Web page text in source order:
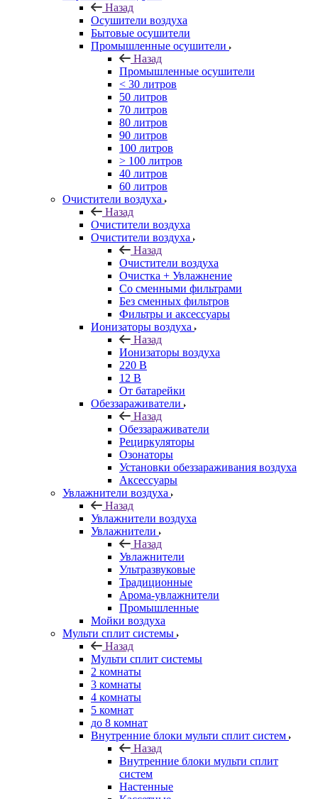
Назад
Осушители воздуха
Бытовые осушители
Промышленные осушители
Назад
Промышленные осушители
< 30 литров
50 литров
70 литров
80 литров
90 литров
100 литров
> 100 литров
40 литров
60 литров
Очистители воздуха
Назад
Очистители воздуха
Очистители воздуха
Назад
Очистители воздуха
Очистка + Увлажнение
Cо сменными фильтрами
Без сменных фильтров
Фильтры и аксессуары
Ионизаторы воздуха
Назад
Ионизаторы воздуха
220 В
12 В
От батарейки
Обеззараживатели
Назад
Обеззараживатели
Рециркуляторы
Озонаторы
Установки обеззараживания воздуха
Аксессуары
Увлажнители воздуха
Назад
Увлажнители воздуха
Увлажнители
Назад
Увлажнители
Ультразвуковые
Традиционные
Арома-увлажнители
Промышленные
Мойки воздуха
Мульти сплит системы
Назад
Мульти сплит системы
2 комнаты
3 комнаты
4 комнаты
5 комнат
до 8 комнат
Внутренние блоки мульти сплит систем
Назад
Внутренние блоки мульти сплит
систем
Настенные